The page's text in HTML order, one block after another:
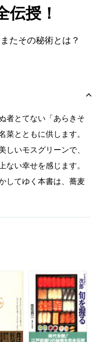
授！
たその秘術とは？
者とてない「あらきそ
菜とともに供します。
しいモスグリーンで、
ない幸せを感じます。
してゆく本書は、蕎麦